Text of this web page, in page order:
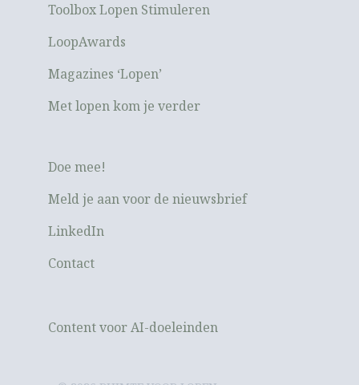
Toolbox Lopen Stimuleren
LoopAwards
Magazines ‘Lopen’
Met lopen kom je verder
Doe mee!
Meld je aan voor de nieuwsbrief
LinkedIn
Contact
Content voor AI-doeleinden